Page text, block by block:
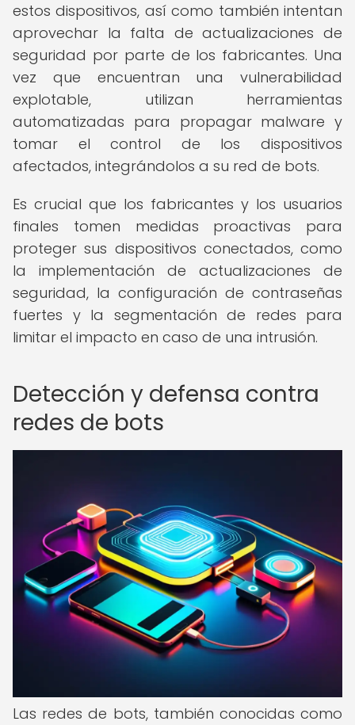
estos dispositivos, así como también intentan
aprovechar la falta de actualizaciones de
seguridad por parte de los fabricantes. Una
vez que encuentran una vulnerabilidad
explotable, utilizan herramientas
automatizadas para propagar malware y
tomar el control de los dispositivos
afectados, integrándolos a su red de bots.
Es crucial que los fabricantes y los usuarios
finales tomen medidas proactivas para
proteger sus dispositivos conectados, como
la implementación de actualizaciones de
seguridad, la configuración de contraseñas
fuertes y la segmentación de redes para
limitar el impacto en caso de una intrusión.
Detección y defensa contra
redes de bots
Las redes de bots, también conocidas como